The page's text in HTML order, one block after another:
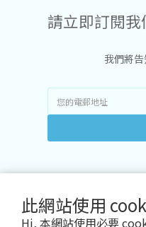
此網站使用
Hi, 本網站使用必要
請立即訂閱
我們將告